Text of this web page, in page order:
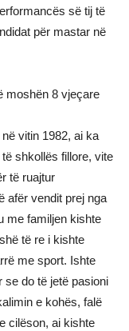
së tij të
për mastar në
moshën 8 vjeçare
vitin 1982, ai ka
shkollës fillore, vite
të ruajtur
afër vendit prej nga
me familjen kishte
të re i kishte
me sport. Ishte
se do të jetë pasioni
e kohës, falë
cilëson, ai kishte